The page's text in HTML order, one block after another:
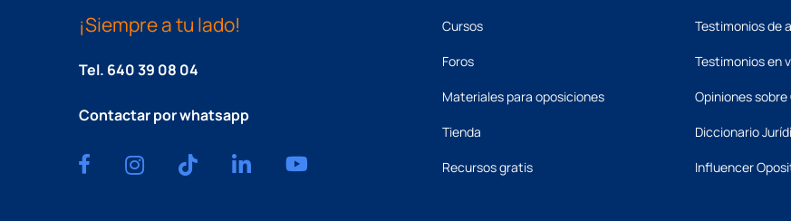
¡Siempre a tu lado!
Tel. 640 39 08 04
Contactar por whatsapp
Cursos
Foros
Materiales para oposiciones
Tienda
Recursos gratis
Testimonios de
Testimonios en
Opiniones
Diccionario
Influencer